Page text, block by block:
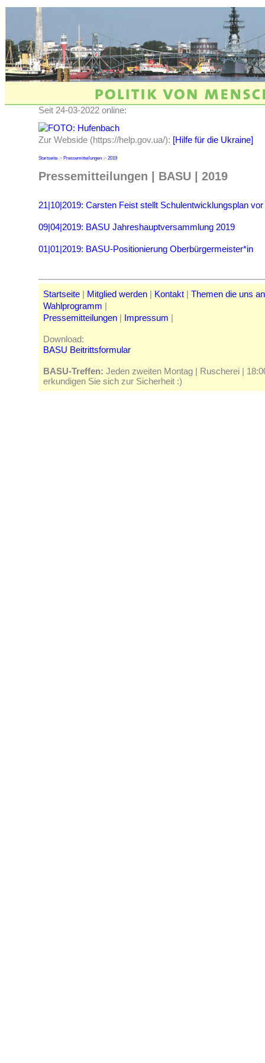
Seit 24-03-2022 online:
Zur Webside (https://help.gov.ua/): [Hilfe für die Ukraine]
Startseite-> Pressemitteilungen-> 2019
Pressemitteilungen | BASU | 2019
21|10|2019: Carsten Feist stellt Schulentwicklungsplan vor
09|04|2019: BASU Jahreshauptversammlung 2019
01|01|2019: BASU-Positionierung Oberbürgermeister*in
Startseite | Mitglied werden | Kontakt | Themen die uns
Wahlprogramm |
Pressemitteilungen | Impressum |
Download:
BASU Beitrittsformular
BASU-Treffen: Jeden zweiten Montag | Ruscherei |
erkundigen Sie sich zur Sicherheit :)